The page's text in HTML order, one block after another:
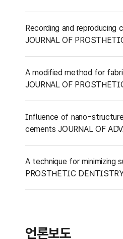
Recording and reproducing
JOURNAL OF
A modified method for
JOURNAL OF
Influence of nano-
cements JOURNAL OF
A technique for minimizing
PROSTHETIC
언론보도